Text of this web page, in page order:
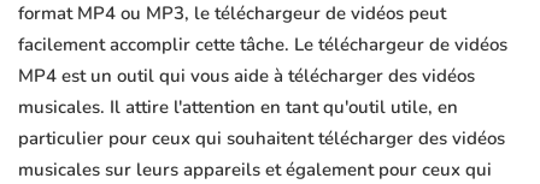
format MP4 ou MP3, le téléchargeur de vidéos peut
facilement accomplir cette tâche. Le téléchargeur de vidéos
MP4 est un outil qui vous aide à télécharger des vidéos
musicales. Il attire l'attention en tant qu'outil utile, en
particulier pour ceux qui souhaitent télécharger des vidéos
musicales sur leurs appareils et également pour ceux qui